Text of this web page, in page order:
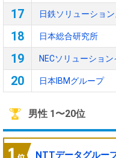
17 日鉄ソリューショ
18 日本総合研究所
19 NECソリューショ
20 日本IBMグループ
男性 1〜20位
NTTデータグルー